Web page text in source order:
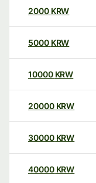
2000 KRW
5000 KRW
10000 KRW
20000 KRW
30000 KRW
40000 KRW